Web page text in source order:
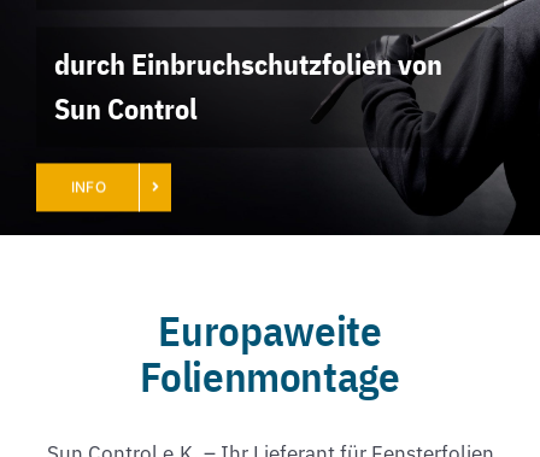
durch Einbruchschutzfolien von
Sun Control
INFO
Europaweite
Folienmontage